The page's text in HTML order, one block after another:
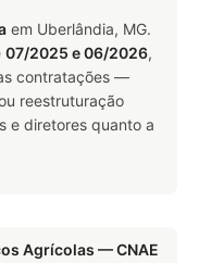
em Uberlândia, MG.
07/2025 e 06/2026,
contratações —
reestruturação
e diretores quanto a
Agrícolas — CNAE